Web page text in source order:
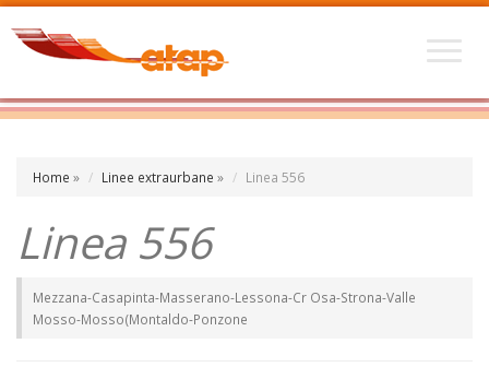
Home » Linee extraurbane » Linea 556
Linea 556
Mezzana-Casapinta-Masserano-Lessona-Cr Osa-Strona-Valle
Mosso-Mosso(Montaldo-Ponzone